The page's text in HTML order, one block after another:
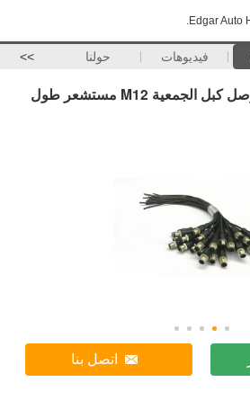
Edgar Auto
فيديوهات حولنا >>
Over - مصبوب دائري موصل كبل الجمعية M12 مستشعر طول
اتصل بنا